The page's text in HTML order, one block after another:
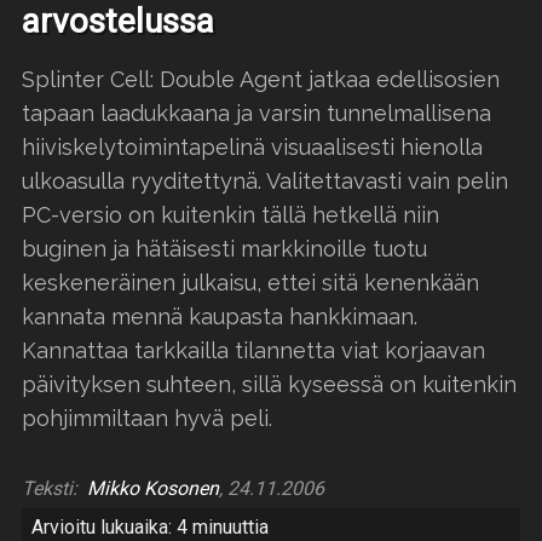
arvostelussa
Splinter Cell: Double Agent jatkaa edellisosien
tapaan laadukkaana ja varsin tunnelmallisena
hiiviskelytoimintapelinä visuaalisesti hienolla
ulkoasulla ryyditettynä. Valitettavasti vain pelin
PC-versio on kuitenkin tällä hetkellä niin
buginen ja hätäisesti markkinoille tuotu
keskeneräinen julkaisu, ettei sitä kenenkään
kannata mennä kaupasta hankkimaan.
Kannattaa tarkkailla tilannetta viat korjaavan
päivityksen suhteen, sillä kyseessä on kuitenkin
pohjimmiltaan hyvä peli.
Teksti: Mikko Kosonen, 24.11.2006
Arvioitu lukuaika: 4 minuuttia